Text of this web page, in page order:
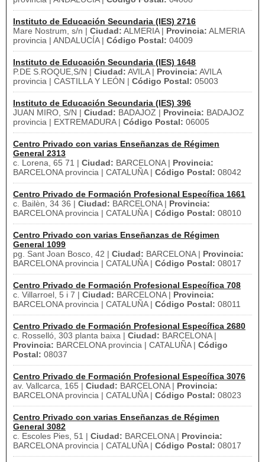
Instituto de Educación Secundaria (IES) 2716
Mare Nostrum, s/n | Ciudad: ALMERIA | Provincia: ALMERIA
provincia | ANDALUCÍA | Código Postal: 04009
Instituto de Educación Secundaria (IES) 1648
P.DE S.ROQUE,S/N | Ciudad: AVILA | Provincia: AVILA
provincia | CASTILLA Y LEÓN | Código Postal: 05003
Instituto de Educación Secundaria (IES) 396
JUAN MIRO, S/N | Ciudad: BADAJOZ | Provincia: BADAJOZ
provincia | EXTREMADURA | Código Postal: 06005
Centro Privado con varias Enseñanzas de Régimen
General 2313
c. Lorena, 65 71 | Ciudad: BARCELONA | Provincia:
BARCELONA provincia | CATALUÑA | Código Postal: 08042
Centro Privado de Formación Profesional Específica 1661
c. Bailèn, 34 36 | Ciudad: BARCELONA | Provincia:
BARCELONA provincia | CATALUÑA | Código Postal: 08010
Centro Privado con varias Enseñanzas de Régimen
General 1099
pg. Sant Joan Bosco, 42 | Ciudad: BARCELONA | Provincia:
BARCELONA provincia | CATALUÑA | Código Postal: 08017
Centro Privado de Formación Profesional Específica 708
c. Villarroel, 5 i 7 | Ciudad: BARCELONA | Provincia:
BARCELONA provincia | CATALUÑA | Código Postal: 08011
Centro Privado de Formación Profesional Específica 2680
c. Rosselló, 303 planta baixa | Ciudad: BARCELONA |
Provincia: BARCELONA provincia | CATALUÑA | Código
Postal: 08037
Centro Privado de Formación Profesional Específica 3076
av. Vallcarca, 165 | Ciudad: BARCELONA | Provincia:
BARCELONA provincia | CATALUÑA | Código Postal: 08023
Centro Privado con varias Enseñanzas de Régimen
General 3082
c. Escoles Pies, 51 | Ciudad: BARCELONA | Provincia:
BARCELONA provincia | CATALUÑA | Código Postal: 08017